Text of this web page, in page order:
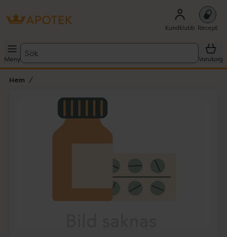
Kundklubb Recept
Meny
Sök
Varukorg
Hem
Lista: . Innehåller 1 objekt.